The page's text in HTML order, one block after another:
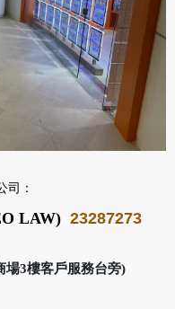
司 ：
LAW) 23287273
場3樓客戶服務台旁)